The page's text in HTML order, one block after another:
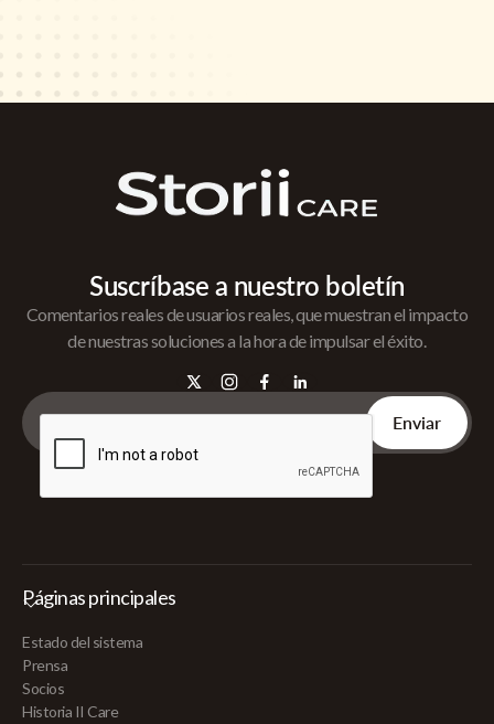
Suscríbase a nuestro boletín
Comentarios reales de usuarios reales, que muestran el impacto
de nuestras soluciones a la hora de impulsar el éxito.
Páginas principales
Estado del sistema
Prensa
Socios
Historia II Care